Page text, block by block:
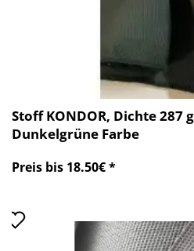
Stoff KONDOR, Dichte 287
Dunkelgrüne Farbe
Preis bis 18.50€ *